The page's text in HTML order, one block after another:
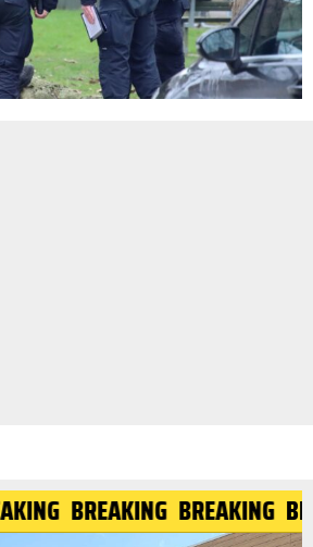
BREAKING BREAKING